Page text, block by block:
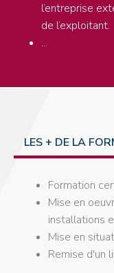
l’entreprise
de l’exploitant.
...
LES + DE LA
Formation
Mise en
installations
Mise en
Remise d'un